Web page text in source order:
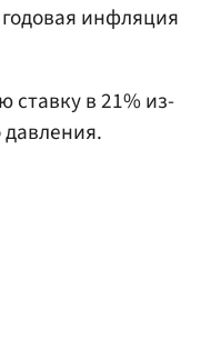
инфляция
ставку в 21% из-